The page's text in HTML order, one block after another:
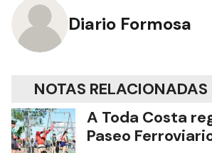
Diario Formosa
NOTAS RELACIONADAS
A Toda Costa
Paseo